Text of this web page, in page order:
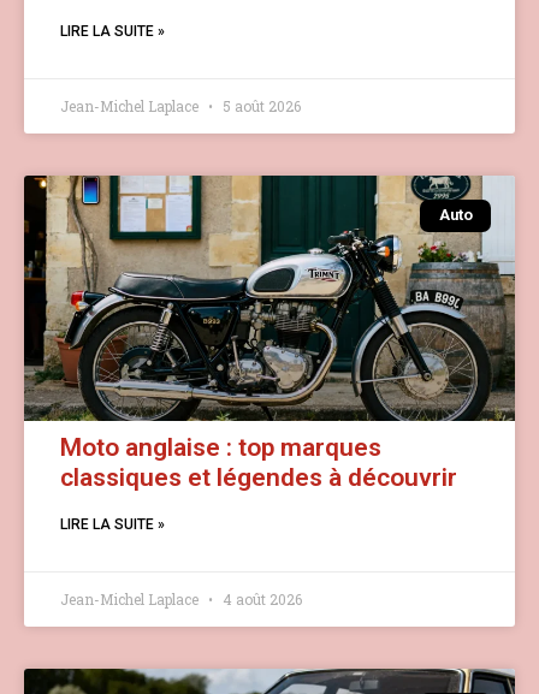
LIRE LA SUITE »
Jean-Michel Laplace 5 août 2026
Auto
Moto anglaise : top marques
classiques et légendes à découvrir
LIRE LA SUITE »
Jean-Michel Laplace 4 août 2026